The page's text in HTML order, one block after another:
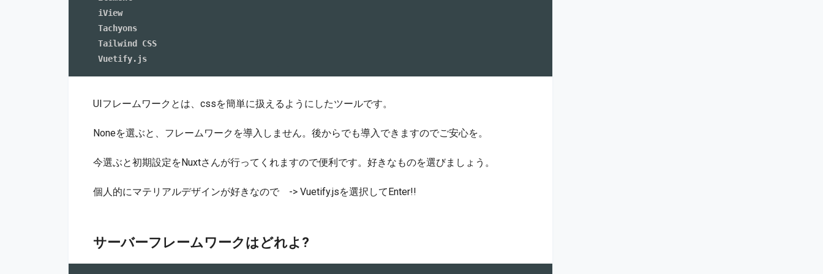
iView
Tachyons
Tailwind CSS
UIフレームワークとは、cssを簡単に扱えるようにしたツールです。
Noneを選ぶと、フレームワークを導入しません。後からでも導入できますのでご安心を。
今選ぶと初期設定をNuxtさんが行ってくれますので便利です。好きなものを選びましょう。
個人的にマテリアルデザインが好きなので -> Vuetify.jsを選択してEnter!!
サーバーフレームワークはどれよ?